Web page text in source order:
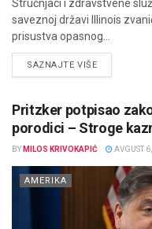
Stručnjaci i zdravstvene
saveznoj državi Illinois
prisustva opasnog...
SAZNAJTE VIŠEDETAILS
Pritzker potpisao
porodici – Stroge
BY MILOS KRIVOKAPIĆ AVGUST
AMERIKA